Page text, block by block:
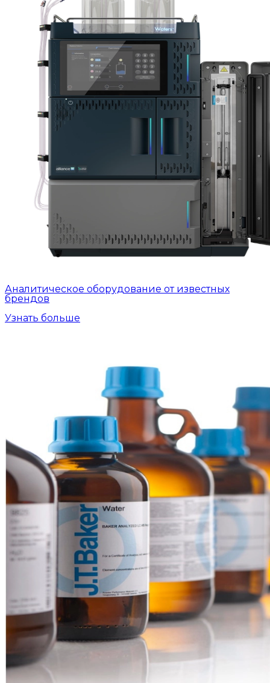
Аналитическое оборудование от известных
брендов
Узнать больше